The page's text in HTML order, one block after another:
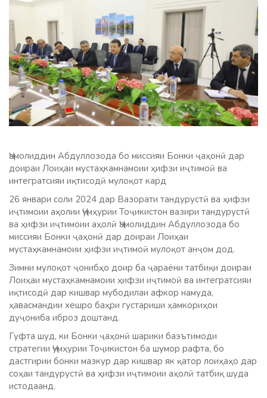
Ҷамолиддин Абдуллозода бо миссияи Бонки ҷаҳонӣ дар
доираи Лоиҳаи мустаҳкамнамоии ҳифзи иҷтимоӣ ва
интегратсияи иқтисодӣ мулоқот кард
26 январи соли 2024 дар Вазорати тандурустӣ ва ҳифзи
иҷтимоии аҳолии Ҷумҳурии Тоҷикистон вазири тандурустӣ
ва ҳифзи иҷтимоии аҳолӣ Ҷамолиддин Абдуллозода бо
миссияи Бонки ҷаҳонӣ дар доираи Лоиҳаи
мустаҳкамнамоии ҳифзи иҷтимоӣ мулоқот анҷом дод.
Зимни мулоқот ҷонибҳо доир ба ҷараёни татбиқи доираи
Лоиҳаи мустаҳкамнамоии ҳифзи иҷтимоӣ ва интегратсияи
иқтисодӣ дар кишвар мубодилаи афкор намуда,
ҳавасмандии хешро баҳри густариши ҳамкориҳои
дуҷониба иброз доштанд.
Гуфта шуд, ки Бонки ҷаҳонӣ шарики баэътимоди
стратегии Ҷумҳурии Тоҷикистон ба шумор рафта, бо
дастгирии бонки мазкур дар кишвар як қатор лоиҳаҳо дар
соҳаи тандурустӣ ва ҳифзи иҷтимоии аҳолӣ татбиқ шуда
истодаанд.